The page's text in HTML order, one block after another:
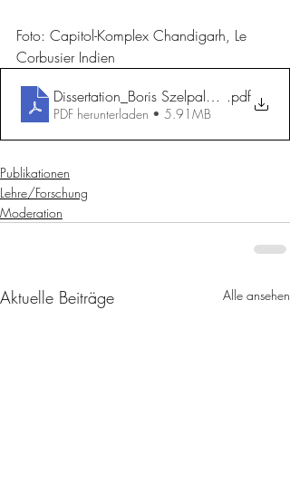
Foto: Capitol-Komplex Chandigarh, Le
Corbusier Indien
Dissertation_Boris Szelpal_klein.pdf
PDF herunterladen • 5.91MB
Publikationen
Lehre/Forschung
Moderation
Aktuelle Beiträge Alle ansehen